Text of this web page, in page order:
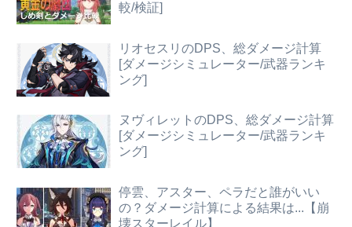
較/検証]
リオセスリのDPS、総ダメージ計算
[ダメージシミュレーター/武器ランキ
ング]
ヌヴィレットのDPS、総ダメージ計算
[ダメージシミュレーター/武器ランキ
ング]
停雲、アスター、ペラだと誰がいい
の？ダメージ計算による結果は...【崩
壊スターレイル】